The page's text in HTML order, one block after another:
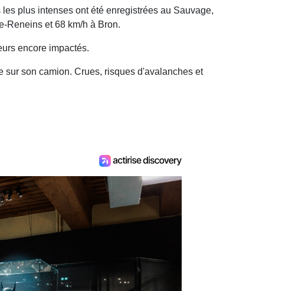
plus intenses ont été enregistrées au Sauvage,
Reneins et 68 km/h à Bron.
encore impactés.
son camion. Crues, risques d'avalanches et